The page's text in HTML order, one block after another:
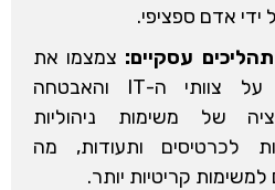
אדם ספציפי.
תהליכים עסקיים: צמצמו את
העומס התפעולי על צוותי ה-IT והאבטחה
של משימות ניהוליות
לכרטיסים ותעודות, מה
קריטיות יותר.